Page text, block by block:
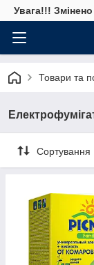
Увага!!!
Товари та
Сортування